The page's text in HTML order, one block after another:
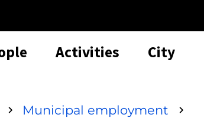
Activities City
Municipal employment